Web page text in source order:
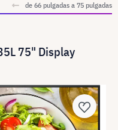
de 66 pulgadas a 75 pulgadas
75" Display